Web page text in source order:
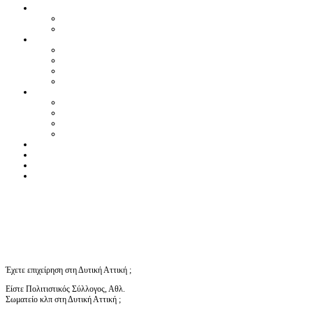
Έχετε επιχείρηση στη Δυτική Αττική ;
Είστε Πολιτιστικός Σύλλογος, Αθλ.
Σωματείο κλπ στη Δυτική Αττική ;